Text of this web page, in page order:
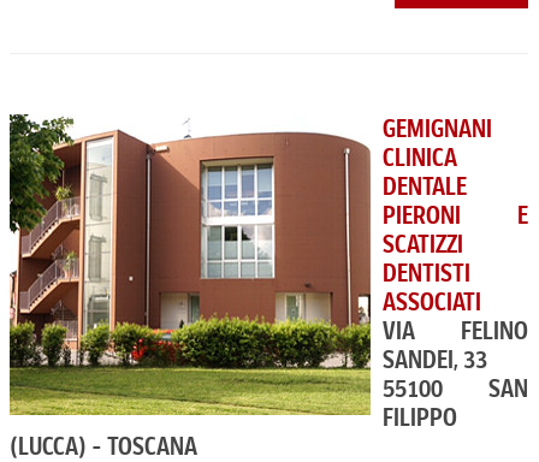
GEMIGNANI
CLINICA
DENTALE
PIERONI E
SCATIZZI
DENTISTI
ASSOCIATI
VIA FELINO
SANDEI, 33
55100 SAN
FILIPPO
(LUCCA) - TOSCANA